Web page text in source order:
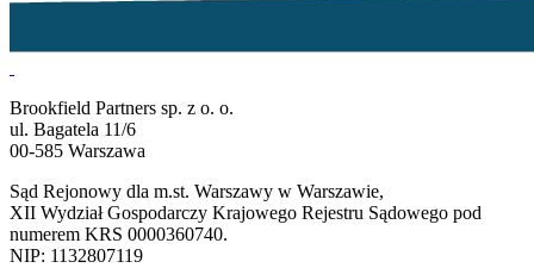
Brookfield Partners sp. z o. o.
ul. Bagatela 11/6
00-585 Warszawa
Sąd Rejonowy dla m.st. Warszawy w Warszawie,
XII Wydział Gospodarczy Krajowego Rejestru Sądowego pod
numerem KRS 0000360740.
NIP: 1132807119